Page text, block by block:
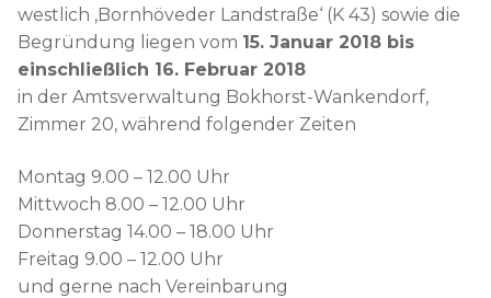
westlich ‚Bornhöveder Landstraße‘ (K 43) sowie die
Begründung liegen vom 15. Januar 2018 bis
einschließlich 16. Februar 2018
in der Amtsverwaltung Bokhorst-Wankendorf,
Zimmer 20, während folgender Zeiten
Montag 9.00 – 12.00 Uhr
Mittwoch 8.00 – 12.00 Uhr
Donnerstag 14.00 – 18.00 Uhr
Freitag 9.00 – 12.00 Uhr
und gerne nach Vereinbarung